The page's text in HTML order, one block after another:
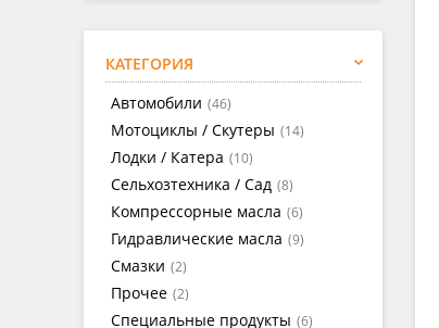
КАТЕГОРИЯ
Автомобили (46)
Мотоциклы / Скутеры (14)
Лодки / Катера (10)
Сельхозтехника / Сад (8)
Компрессорные масла (6)
Гидравлические масла (9)
Смазки (2)
Прочее (2)
Специальные продукты (6)